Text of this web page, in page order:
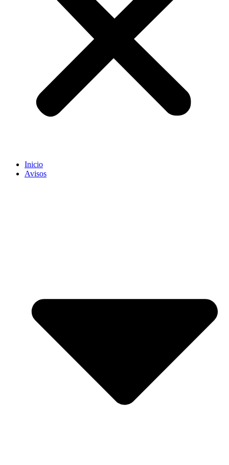
Inicio
Avisos